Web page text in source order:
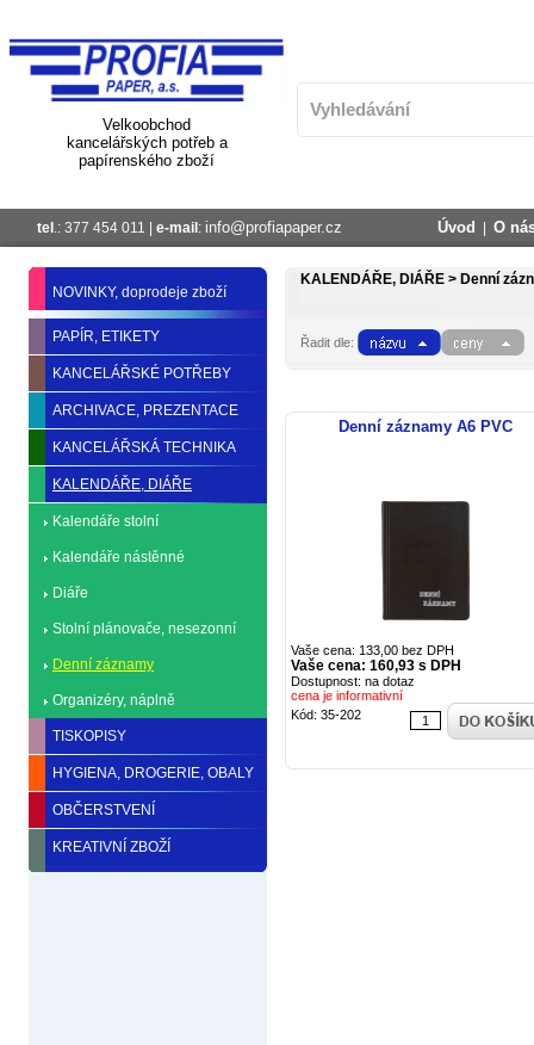
Velkoobchod
kancelářských potřeb a
papírenského zboží
tel .: 377 454 011 | e-mail : info@profiapaper.cz Úvod O
NOVINKY, doprodeje zboží
PAPÍR, ETIKETY
KANCELÁŘSKÉ POTŘEBY
ARCHIVACE, PREZENTACE
KANCELÁŘSKÁ TECHNIKA
KALENDÁŘE, DIÁŘE
Kalendáře stolní
Kalendáře nástěnné
Diáře
Stolní plánovače, nesezonní
mapy
Denní záznamy
Organizéry, náplně
TISKOPISY
HYGIENA, DROGERIE, OBALY
OBČERSTVENÍ
KREATIVNÍ ZBOŽÍ
KALENDÁŘE, DIÁŘE > Denní
Řadit dle:
Denní záznamy A6 PVC
Vaše cena: 133,00 bez DPH
Vaše cena: 160,93 s DPH
Dostupnost: na dotaz
cena je informativní
Kód: 35-202